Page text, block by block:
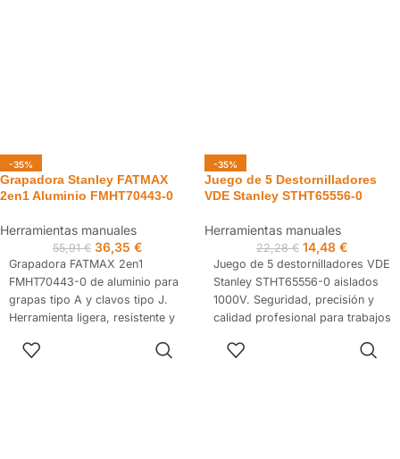
-35%
Grapadora Stanley FATMAX
2en1 Aluminio FMHT70443-0
Herramientas manuales
55,91€ 36,35 €
Grapadora FATMAX 2en1
FMHT70443-0 de aluminio para
grapas tipo A y clavos tipo J.
Herramienta ligera, resistente y
profesionales.
-35%
Juego de 5 Destornilladores
VDE Stanley STHT65556-0
Herramientas manuales
22,28€ 14,48 €
Juego de 5 destornilladores VDE
Stanley STHT65556-0 aislados
1000V. Seguridad, precisión y
calidad profesional para trabajos